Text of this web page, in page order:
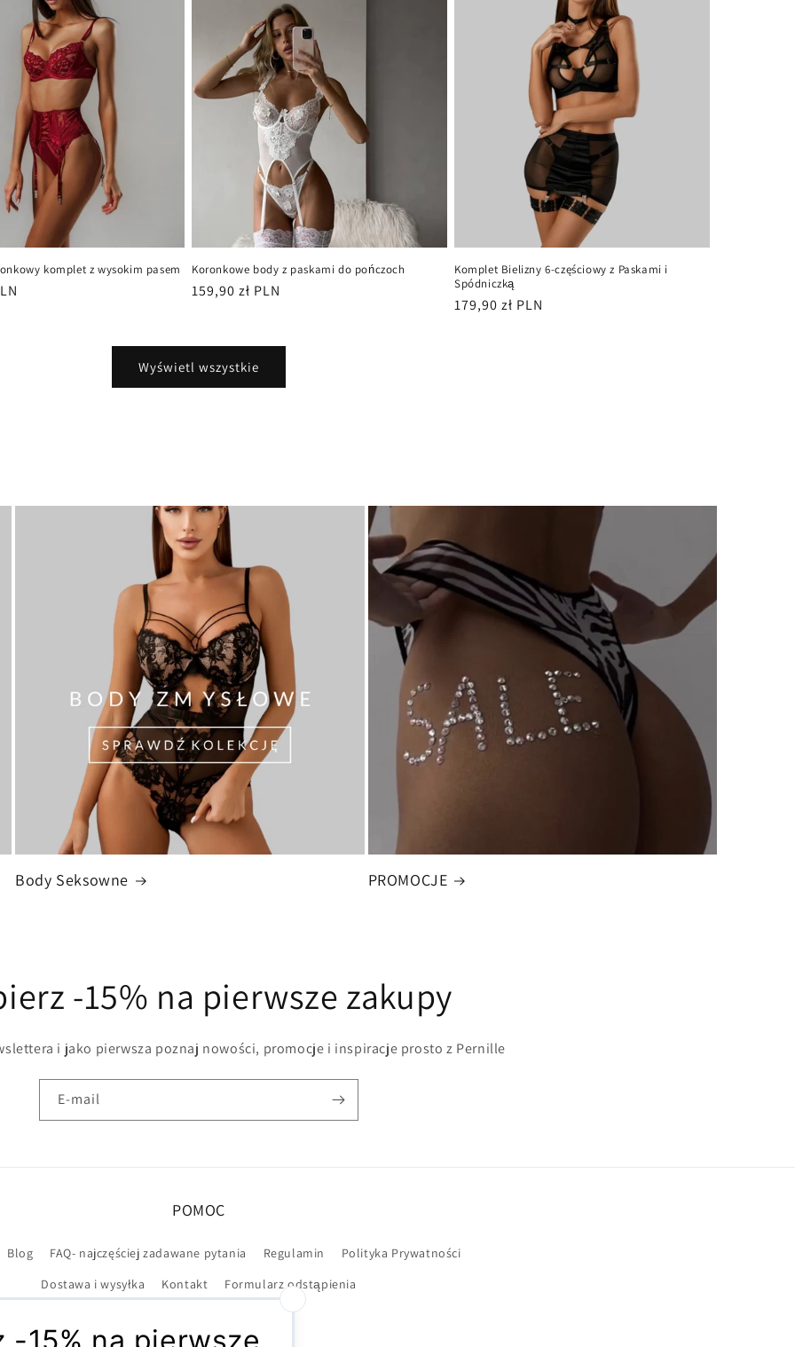
komplet z wysokim pasem Koronkowe body z paskami do pończoch
Cena
159,90 zł PLN
Komplet Bielizny 6-częściowy z Paskami i
Spódniczką
Cena
179,90 zł PLN
Wyświetl wszystkie
Body Seksowne PROMOCJE
-15% na pierwsze zakupy
i jako pierwsza poznaj nowości, promocje i inspiracje prosto z Pernille
E-mail
POMOC
Blog FAQ- najczęściej zadawane pytania Regulamin
Polityka Prywatności
Dostawa i wysyłka
Kontakt Formularz odstąpienia